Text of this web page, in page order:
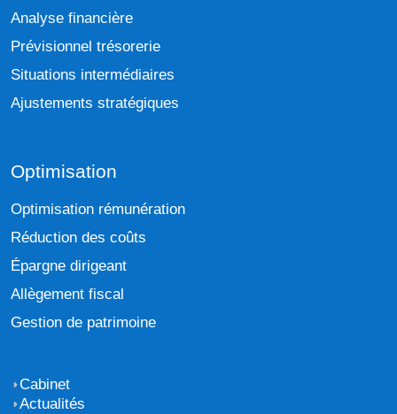
Analyse financière
Prévisionnel trésorerie
Situations intermédiaires
Ajustements stratégiques
Optimisation
Optimisation rémunération
Réduction des coûts
Épargne dirigeant
Allègement fiscal
Gestion de patrimoine
Cabinet
Actualités